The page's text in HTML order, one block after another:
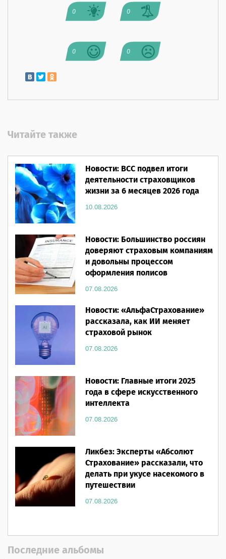
0 0
0 0
Читайте также
Новости: ВСС подвел итоги
деятельности страховщиков
жизни за 6 месяцев 2026 года
10.08.2026
Новости: Большинство россиян
доверяют страховым компаниям
и довольны процессом
оформления полисов
07.08.2026
Новости: «АльфаСтрахование»
рассказала, как ИИ меняет
страховой рынок
07.08.2026
Новости: Главные итоги 2025
года в сфере искусственного
интеллекта
07.08.2026
Ликбез: Эксперты «Абсолют
Страхование» рассказали, что
делать при укусе насекомого в
путешествии
07.08.2026
Последние альбомы